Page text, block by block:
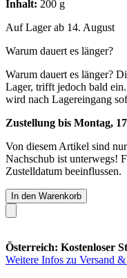
Inhalt: 200 g
Auf Lager ab 14. August
Warum dauert es länger?
Warum dauert es länger?
Lager, trifft jedoch bald
wird nach Lagereingang
Zustellung bis Montag,
Von diesem Artikel sind
Nachschub ist unterwegs!
Zustelldatum beeinflussen.
In den Warenkorb
Österreich: Kostenloser
Weitere Infos zu Versand